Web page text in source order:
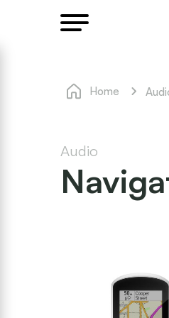
Home
Audio